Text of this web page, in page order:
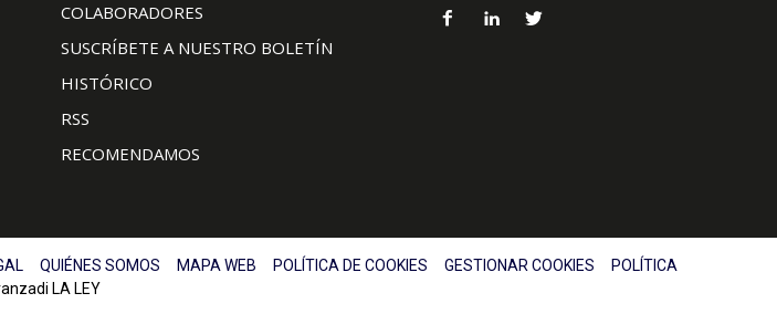
COLABORADORES
SUSCRÍBETE A NUESTRO BOLETÍN
HISTÓRICO
RSS
RECOMENDAMOS
QUIÉNES SOMOS MAPA WEB POLÍTICA DE COOKIES GESTIONAR COOKIES
POLÍTICA
LA LEY